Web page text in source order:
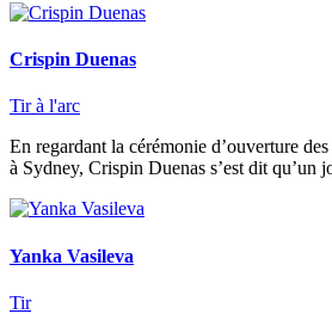
Crispin Duenas
Tir à l'arc
En regardant la cérémonie d’ouverture
à Sydney, Crispin Duenas s’est dit
Yanka Vasileva
Tir